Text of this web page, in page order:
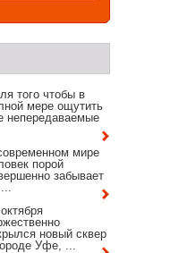
того чтобы в
мере ощутить
непередаваемые
мире
порой
забывает
новый сквер
Уфе, ...